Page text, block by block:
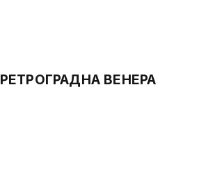
РЕТРОГРАДНА ВЕНЕРА